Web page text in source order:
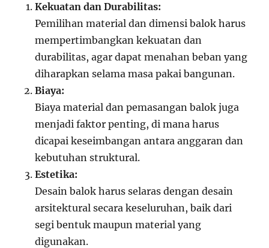
Kekuatan dan Durabilitas:
Pemilihan material dan dimensi balok harus
mempertimbangkan kekuatan dan
durabilitas, agar dapat menahan beban yang
diharapkan selama masa pakai bangunan.
Biaya:
Biaya material dan pemasangan balok juga
menjadi faktor penting, di mana harus
dicapai keseimbangan antara anggaran dan
kebutuhan struktural.
Estetika:
Desain balok harus selaras dengan desain
arsitektural secara keseluruhan, baik dari
segi bentuk maupun material yang
digunakan.